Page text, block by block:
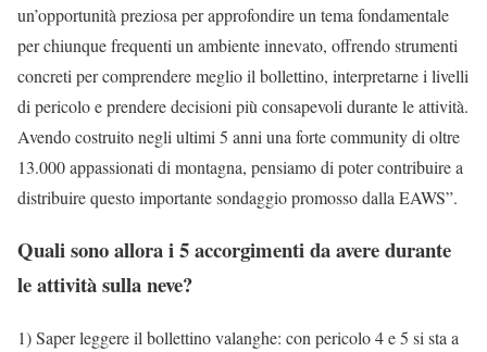
un’opportunità preziosa per approfondire un tema fondamentale
per chiunque frequenti un ambiente innevato, offrendo strumenti
concreti per comprendere meglio il bollettino, interpretarne i livelli
di pericolo e prendere decisioni più consapevoli durante le attività.
Avendo costruito negli ultimi 5 anni una forte community di oltre
13.000 appassionati di montagna, pensiamo di poter contribuire a
distribuire questo importante sondaggio promosso dalla EAWS”.
Quali sono allora i 5 accorgimenti da avere durante
le attività sulla neve?
1) Saper leggere il bollettino valanghe: con pericolo 4 e 5 si sta a